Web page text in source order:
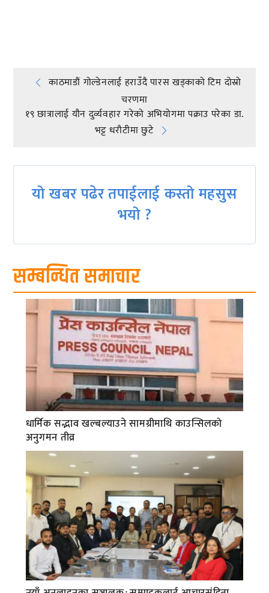
Post
navigation
काठमाडौं गोल्डेनलाई हराउँदै पारस खड्काको टिम दोस्रो
चरणमा
१९ छात्रालाई यौन दुर्व्यवहार गरेको अभियोगमा पक्राउ परेका डा.
भट्ट धरौटीमा छुटे
यो खबर पढेर तपाईलाई कस्तो महसुस
भयो ?
सम्बन्धित समाचार
धार्मिक सद्भाव खल्बल्याउने सामग्रीमाथि काउन्सिलको
अनुगमन तीव्र